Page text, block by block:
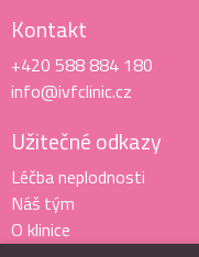
Kontakt
+420 588 884 180
info@ivfclinic.cz
Užitečné odkazy
Léčba neplodnosti
Náš tým
O klinice